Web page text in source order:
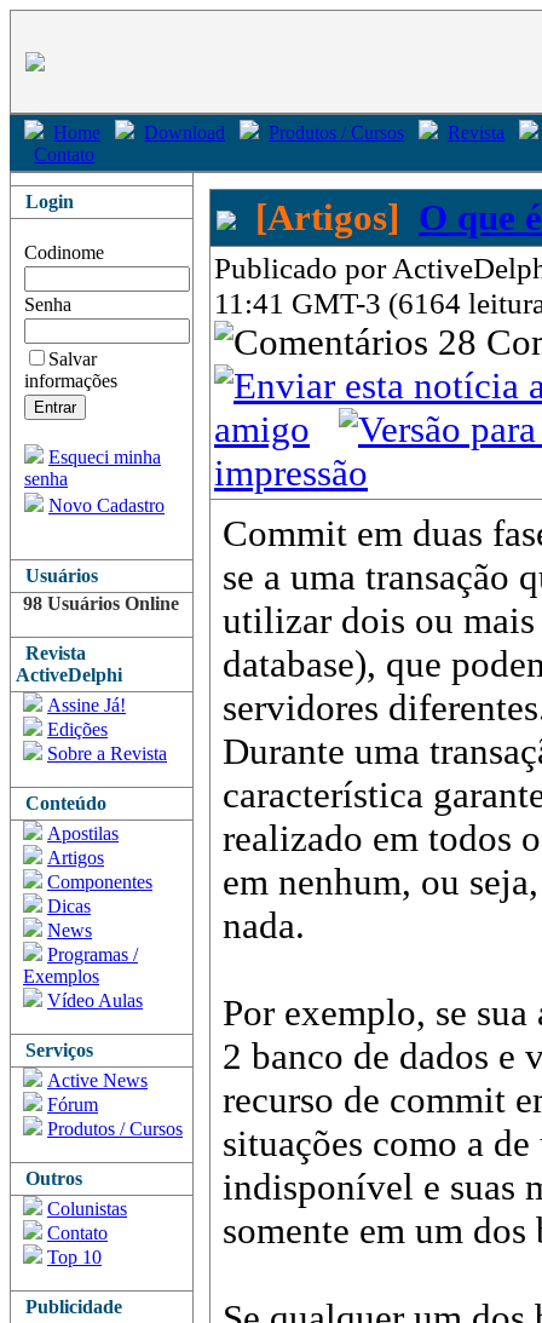
Home Download Produtos / Cursos
Revista
Contato
Login
Codinome
Senha
Salvar
informações
Esqueci minha
senha
Novo Cadastro
Usuários
98 Usuários Online
Revista
ActiveDelphi
Assine Já!
Edições
Sobre a Revista
Conteúdo
Apostilas
Artigos
Componentes
Dicas
News
Programas /
Exemplos
Vídeo Aulas
Serviços
Active News
Fórum
Produtos / Cursos
Outros
Colunistas
Contato
Top 10
Publicidade
[Artigos] O que
Publicado por
11:41 GMT-3 (6164
28
amigo
impressão
Commit em duas
se a uma transação
utilizar dois ou
database), que
servidores
Durante uma
característica
realizado em todos
em nenhum, ou
nada.
Por exemplo, se
2 banco de dados e
recurso de commit
situações como a
indisponível e suas
somente em um